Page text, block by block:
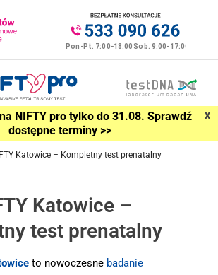
NIFTY pro tylko do 31.08. Sprawdź
dostępne terminy >>
x
Katowice – Kompletny test prenatalny
Katowice –
test prenatalny
to nowoczesne badanie